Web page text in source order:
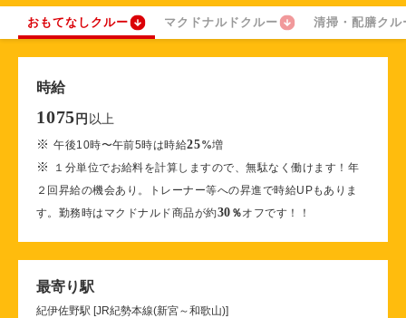
おもてなしクルー マクドナルドクルー 清掃・配膳クル
時給
1075 円 以上
※午後10時〜午前5時は時給25%増
※
１分単位でお給料を計算しますので、無駄なく働けます！年
２回昇給の機会あり。トレーナー等への昇進で時給UPもありま
す。勤務時はマクドナルド商品が約30 ％オフです！！
最寄り駅
紀伊佐野駅 [JR紀勢本線(新宮～和歌山)]